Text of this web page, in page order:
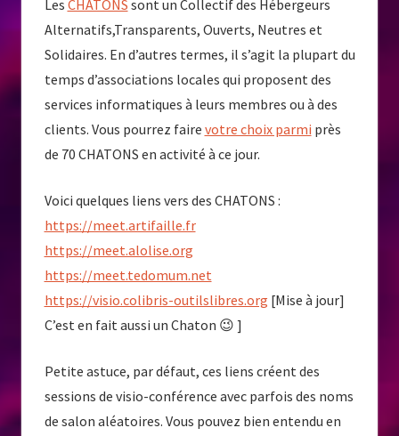
Les CHATONS sont un Collectif des Hébergeurs
Alternatifs,Transparents, Ouverts, Neutres et
Solidaires. En d’autres termes, il s’agit la plupart du
temps d’associations locales qui proposent des
services informatiques à leurs membres ou à des
clients. Vous pourrez faire votre choix parmi près
de 70 CHATONS en activité à ce jour.
Voici quelques liens vers des CHATONS :
https://meet.artifaille.fr
https://meet.alolise.org
https://meet.tedomum.net
https://visio.colibris-outilslibres.org [Mise à jour]
C’est en fait aussi un Chaton 😉 ]
Petite astuce, par défaut, ces liens créent des
sessions de visio-conférence avec parfois des noms
de salon aléatoires. Vous pouvez bien entendu en